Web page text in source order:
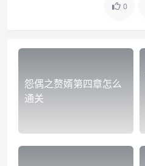
0
怨偶之赘婿第四章怎么
通关